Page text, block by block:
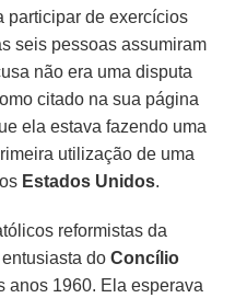
participar de exercícios
seis pessoas assumiram
não era uma disputa
citado na sua página
ela estava fazendo uma
utilização de uma
Estados Unidos.
reformistas da
entusiasta doConcílio
anos 1960. Ela esperava